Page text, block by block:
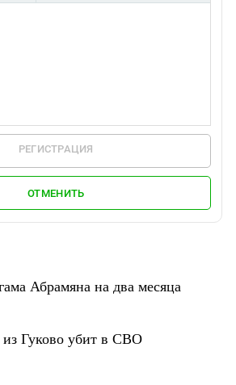
РЕГИСТРАЦИЯ
ОТМЕНИТЬ
Абрамяна на два месяца
Гуково убит в СВО